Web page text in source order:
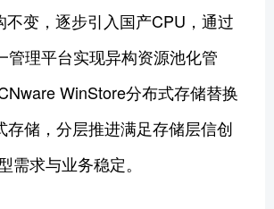
不变，逐步引入国产CPU，通过
管理平台实现异构资源池化管
WinStore分布式存储替换
存储，分层推进满足存储层信创
需求与业务稳定。